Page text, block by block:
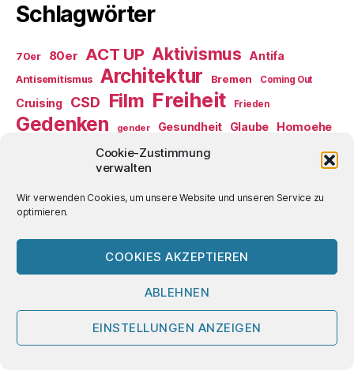
Cookie-Zustimmung
verwalten
Wir verwenden Cookies, um unsere Website und unseren Service zu
optimieren.
COOKIES AKZEPTIEREN
ABLEHNEN
EINSTELLUNGEN ANZEIGEN
Schlagwörter
70er 80er ACT UP Aktivismus Antifa
Antisemitismus Architektur Bremen Coming Out
Cruising CSD Film Freiheit Frieden
Gedenken gender Gesundheit Glaube Homoehe
Homophobie Kreuzfahrt
Lebensführung Literatur
NS-Diktatur Paragraph 175 Prävention
Punk Rassismus
Ulli Umwelt USA Verkehr
2mecs im Internet